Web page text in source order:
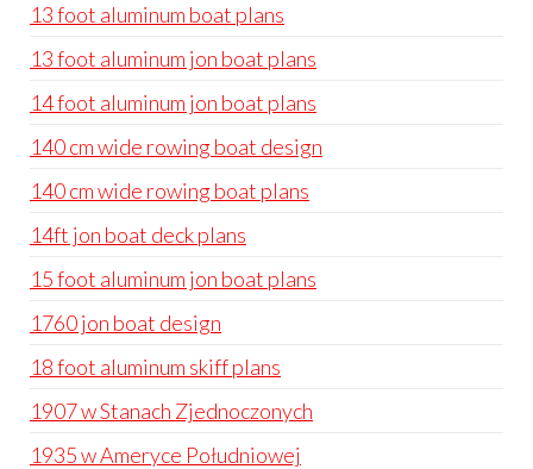
13 foot aluminum boat plans
13 foot aluminum jon boat plans
14 foot aluminum jon boat plans
140 cm wide rowing boat design
140 cm wide rowing boat plans
14ft jon boat deck plans
15 foot aluminum jon boat plans
1760 jon boat design
18 foot aluminum skiff plans
1907 w Stanach Zjednoczonych
1935 w Ameryce Południowej